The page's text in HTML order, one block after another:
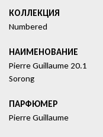
КОЛЛЕКЦИЯ
Numbered
HАИМЕНОВАНИЕ
Pierre Guillaume 20.1
Sorong
ПАРФЮМЕР
Pierre Guillaume